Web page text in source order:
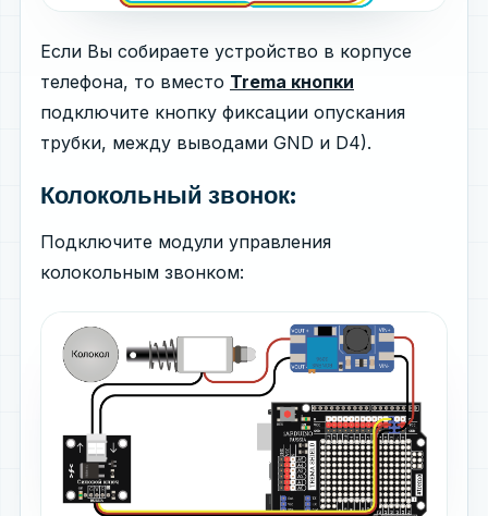
Если Вы собираете устройство в корпусе
телефона, то вместо Trema кнопки
подключите кнопку фиксации опускания
трубки, между выводами GND и D4).
Колокольный звонок:
Подключите модули управления
колокольным звонком: